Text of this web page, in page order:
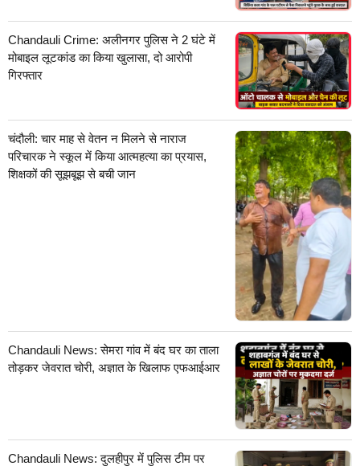
Chandauli Crime: अलीनगर पुलिस ने 2 घंटे में
मोबाइल लूटकांड का किया खुलासा, दो आरोपी
गिरफ्तार
चंदौली: चार माह से वेतन न मिलने से नाराज
परिचारक ने स्कूल में किया आत्महत्या का प्रयास,
शिक्षकों की सूझबूझ से बची जान
Chandauli News: सेमरा गांव में बंद घर का ताला
तोड़कर जेवरात चोरी, अज्ञात के खिलाफ एफआईआर
Chandauli News: दुलहीपुर में पुलिस टीम पर